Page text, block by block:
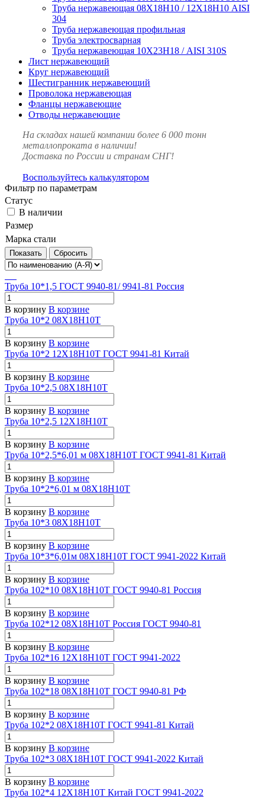
Труба нержавеющая 08Х18Н10 / 12Х18Н10 AISI
304
Труба нержавеющая профильная
Труба электросварная
Труба нержавеющая 10Х23Н18 / AISI 310S
Лист нержавеющий
Круг нержавеющий
Шестигранник нержавеющий
Проволока нержавеющая
Фланцы нержавеющие
Отводы нержавеющие
На складах нашей компании более 6 000 тонн
металлопроката в наличии!
Доставка по России и странам СНГ!
Воспользуйтесь калькулятором
Фильтр по параметрам
Статус
В наличии
Размер
Марка стали
Сбросить
Труба 10*1,5 ГОСТ 9940-81/ 9941-81 Россия
В корзину В корзине
Труба 10*2 08Х18Н10Т
В корзину В корзине
Труба 10*2 12Х18Н10Т ГОСТ 9941-81 Китай
В корзину В корзине
Труба 10*2,5 08Х18Н10Т
В корзину В корзине
Труба 10*2,5 12Х18Н10Т
В корзину В корзине
Труба 10*2,5*6,01 м 08Х18Н10Т ГОСТ 9941-81 Китай
В корзину В корзине
Труба 10*2*6,01 м 08Х18Н10Т
В корзину В корзине
Труба 10*3 08Х18Н10Т
В корзину В корзине
Труба 10*3*6,01м 08Х18Н10Т ГОСТ 9941-2022 Китай
В корзину В корзине
Труба 102*10 08Х18Н10Т ГОСТ 9940-81 Россия
В корзину В корзине
Труба 102*12 08Х18Н10Т Россия ГОСТ 9940-81
В корзину В корзине
Труба 102*16 12Х18Н10Т ГОСТ 9941-2022
В корзину В корзине
Труба 102*18 08Х18Н10Т ГОСТ 9940-81 РФ
В корзину В корзине
Труба 102*2 08Х18Н10Т ГОСТ 9941-81 Китай
В корзину В корзине
Труба 102*3 08Х18Н10Т ГОСТ 9941-2022 Китай
В корзину В корзине
Труба 102*4 12Х18Н10Т Китай ГОСТ 9941-2022